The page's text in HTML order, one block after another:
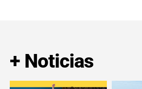
+ Noticias